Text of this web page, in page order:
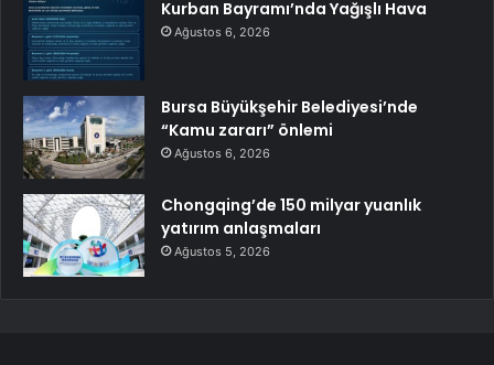
Kurban Bayramı’nda Yağışlı Hava
Ağustos 6, 2026
Bursa Büyükşehir Belediyesi’nde
“Kamu zararı” önlemi
Ağustos 6, 2026
Chongqing’de 150 milyar yuanlık
yatırım anlaşmaları
Ağustos 5, 2026